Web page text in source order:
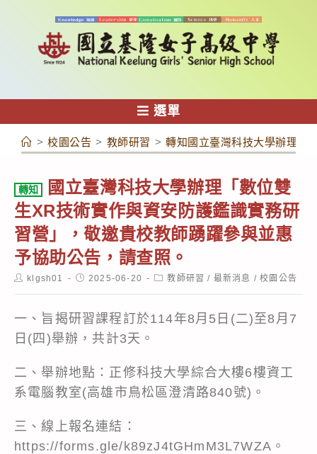
容
選單
> 校園公告 > 教師研習 > 轉知國立臺灣科技大學辦理「
轉知
國立臺灣科技大學辦理「數位雙
生XR技術實作與資安防護鑑識實務研
習營」，敬邀貴校教師踴躍參與並惠
予協助公告，請查照。
Postklgsh01
Post2025-06-20
Post教師研習 / 最新消息 / 校園公告
一、旨揭研習課程訂於114年8月5日(二)至8月7
日(四)舉辦，共計3天。
二、舉辦地點：正修科技大學綜合大樓6樓資工
系電腦教室(高雄市鳥松區澄清路840號)。
三、線上報名連結：
https://forms.gle/k89zJ4tGHmM3L7WZA 。